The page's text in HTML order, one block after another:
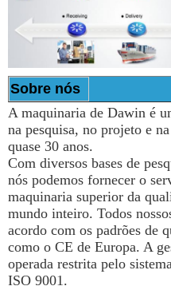
Sobre nós
A maquinaria de Dawin é
na pesquisa, no projeto e
quase 30 anos.
Com diversos bases de
nós podemos fornecer o
maquinaria superior da
mundo inteiro. Todos
acordo com os padrões de
como o CE de Europa. A
operada restrita pelo
ISO 9001.